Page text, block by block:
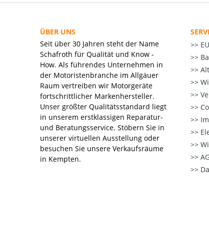
ÜBER UNS
Seit über 30 Jahren steht der Name
Schafroth für Qualität und Know -
How. Als führendes Unternehmen in
der Motoristenbranche im Allgäuer
Raum vertreiben wir Motorgeräte
fortschrittlicher Markenhersteller.
Unser größter Qualitätsstandard liegt
in unserem erstklassigen Reparatur-
und Beratungsservice. Stöbern Sie in
unserer virtuellen Ausstellung oder
besuchen Sie unsere Verkaufsräume
in Kempten.